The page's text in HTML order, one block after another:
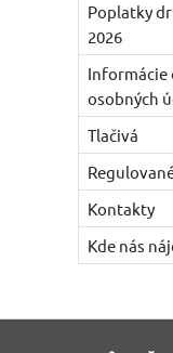
Poplatky
2026
Informácie
osobných
Tlačivá
Kontakty
Kde nás